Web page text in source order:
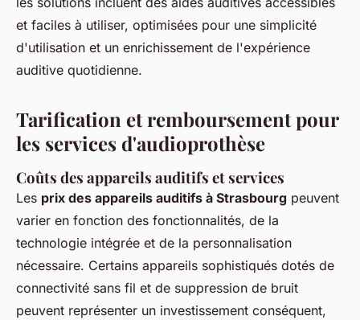
et faciles à utiliser, optimisées pour une simplicité
d'utilisation et un enrichissement de l'expérience
auditive quotidienne.
Tarification et remboursement pour
les services d'audioprothèse
Coûts des appareils auditifs et services
Les prix des appareils auditifs à Strasbourg peuvent
varier en fonction des fonctionnalités, de la
technologie intégrée et de la personnalisation
nécessaire. Certains appareils sophistiqués dotés de
connectivité sans fil et de suppression de bruit
peuvent représenter un investissement conséquent,